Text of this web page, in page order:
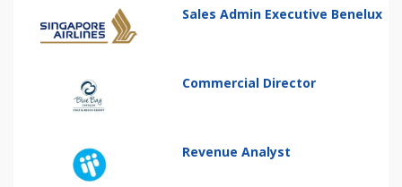
Sales Admin Executive Benelux
Commercial Director
Revenue Analyst